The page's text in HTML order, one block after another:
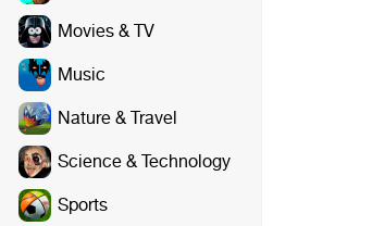
Movies & TV
Music
Nature & Travel
Science & Technology
Sports